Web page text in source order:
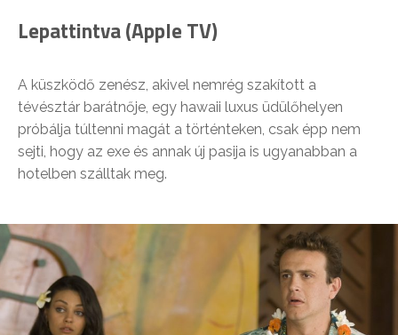
Lepattintva (Apple TV)
A küszködő zenész, akivel nemrég szakított a
tévésztár barátnője, egy hawaii luxus üdülőhelyen
próbálja túltenni magát a történteken, csak épp nem
sejti, hogy az exe és annak új pasija is ugyanabban a
hotelben szálltak meg.